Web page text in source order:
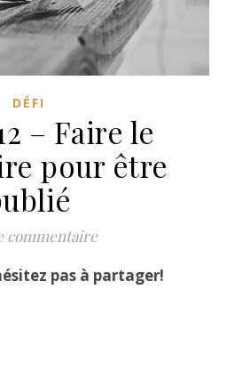
DÉFI
– Faire le
pour être
commentaire
pas à partager!